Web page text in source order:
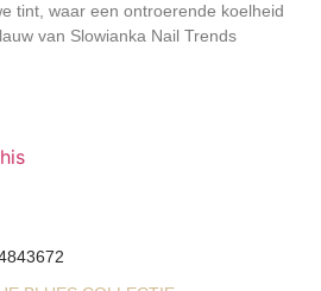
tint, waar een ontroerende koelheid
van Slowianka Nail Trends